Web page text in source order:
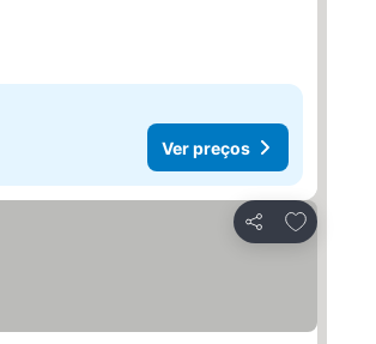
Ver preços
Partilhar
Adicionar